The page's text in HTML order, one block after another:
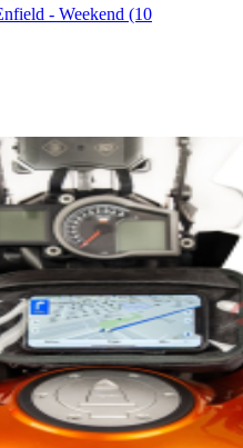
- Weekend (10